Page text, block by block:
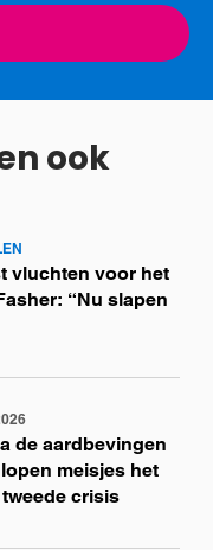
ook
vluchten voor het
“Nu slapen
de aardbevingen
meisjes het
crisis